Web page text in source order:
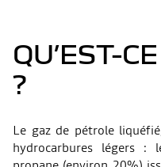
QU’EST-
?
Le gaz de pétrole
hydrocarbures légers